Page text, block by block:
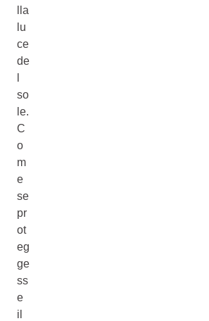
lla
lu
ce
de
so
le.
C
o
m
e
se
pr
ot
eg
ge
ss
e
il